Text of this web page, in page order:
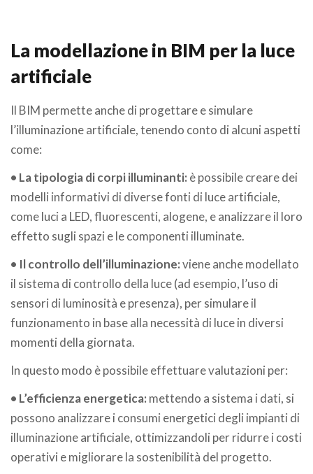
La modellazione in BIM per la luce
artificiale
Il BIM permette anche di progettare e simulare
l’illuminazione artificiale, tenendo conto di alcuni aspetti
come:
• La tipologia di corpi illuminanti: è possibile creare dei
modelli informativi di diverse fonti di luce artificiale,
come luci a LED, fluorescenti, alogene, e analizzare il loro
effetto sugli spazi e le componenti illuminate.
• Il controllo dell’illuminazione:viene anche modellato
il sistema di controllo della luce (ad esempio, l’uso di
sensori di luminosità e presenza), per simulare il
funzionamento in base alla necessità di luce in diversi
momenti della giornata.
In questo modo è possibile effettuare valutazioni per:
• L’efficienza energetica: mettendo a sistema i dati, si
possono analizzare i consumi energetici degli impianti di
illuminazione artificiale, ottimizzandoli per ridurre i costi
operativi e migliorare la sostenibilità del progetto.